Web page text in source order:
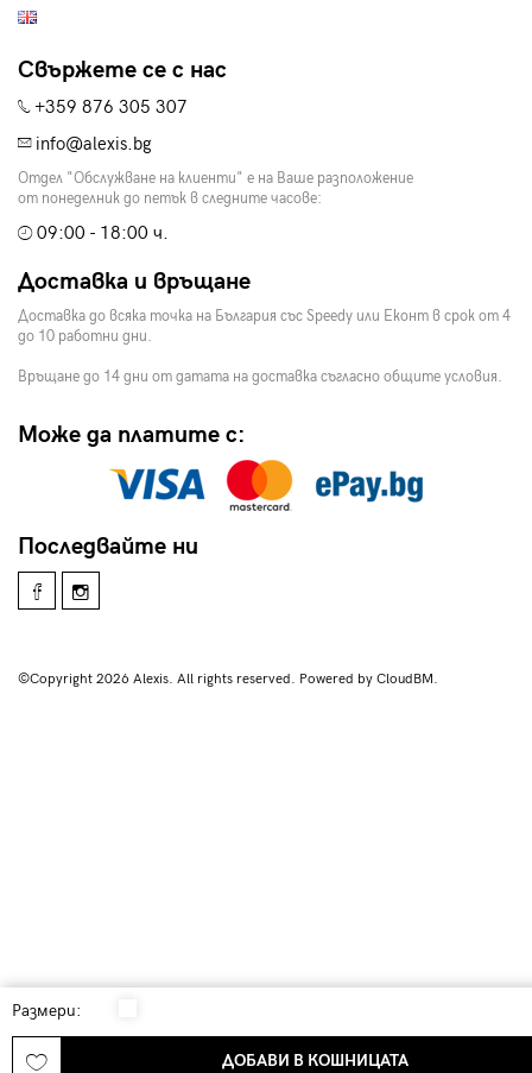
Размери:
ДОБАВИ В КОШНИЦАТА
Свържете се с нас
+359 876 305 307
info@alexis.bg
Отдел "Обслужване на клиенти" е на Ваше разположение
от понеделник до петък в следните часове:
09:00 - 18:00 ч.
Доставка и връщане
Доставка до всяка точка на България със Speedy или Еконт в срок от 4
до 10 работни дни.
Връщане до 14 дни от датата на доставка съгласно общите условия.
Може да платите с:
Последвайте ни
©Copyright 2026 Alexis. All rights reserved. Powered by CloudBM.